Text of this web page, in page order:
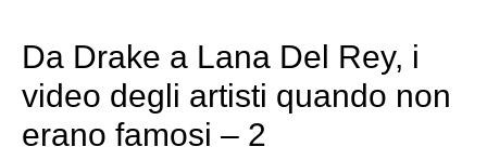
Da Drake a Lana Del Rey, i
video degli artisti quando non
erano famosi – 2